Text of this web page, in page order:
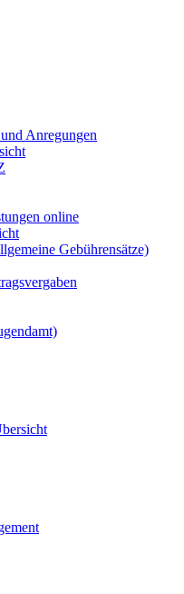
Anregungen
online
Gebührensätze)